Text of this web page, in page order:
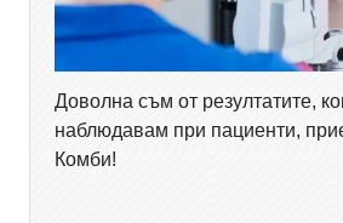
Доволна съм от резултатите,
наблюдавам при пациенти,
Комби!